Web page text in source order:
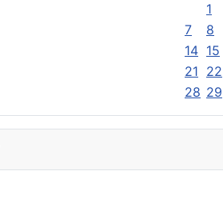
1
7
8
14 15
21 22
28 29